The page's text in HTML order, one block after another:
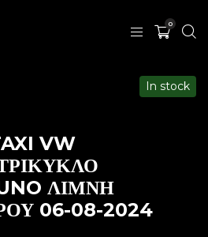
0
VW
ΛΙΜΝΗ
06-08-2024
In stock